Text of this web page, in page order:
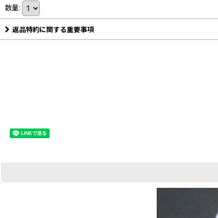
数量:
返品特約に関する重要事項